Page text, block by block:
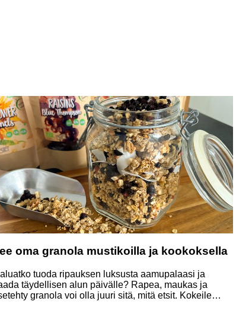
oma granola mustikoilla ja kookoksella
tuoda ripauksen luksusta aamupalaasi ja
täydellisen alun päivälle? Rapea, maukas ja
granola voi olla juuri sitä, mitä etsit. Kokeile